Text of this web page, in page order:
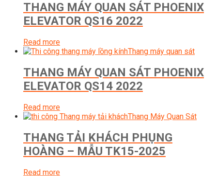
THANG MÁY QUAN SÁT PHOENIX
ELEVATOR QS16 2022
Read more
Thang máy quan sát
THANG MÁY QUAN SÁT PHOENIX
ELEVATOR QS14 2022
Read more
Thang Máy Quan Sát
THANG TẢI KHÁCH PHỤNG
HOÀNG – MẪU TK15-2025
Read more